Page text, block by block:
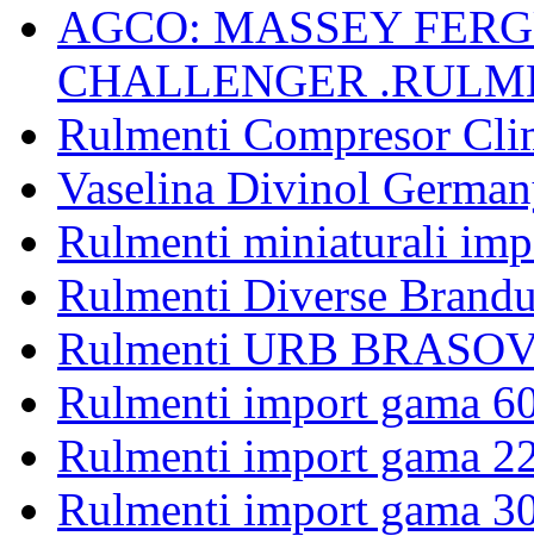
AGCO: MASSEY
CHALLENGER
Rulmenti Compresor
Vaselina Divinol
Rulmenti miniaturali
Rulmenti Diverse
Rulmenti URB
Rulmenti import gama
Rulmenti import gama
Rulmenti import gama